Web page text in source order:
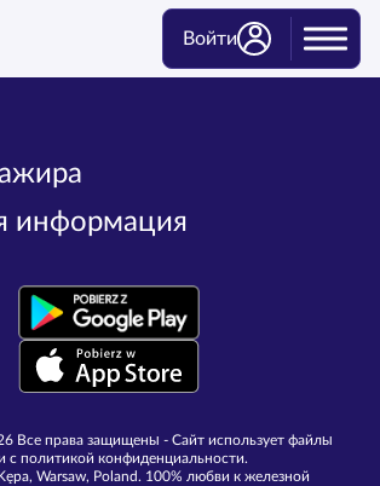
Войти
информация
Все права защищены - Сайт использует файлы
с политикой конфиденциальности.
Warsaw, Poland. 100% любви к железной